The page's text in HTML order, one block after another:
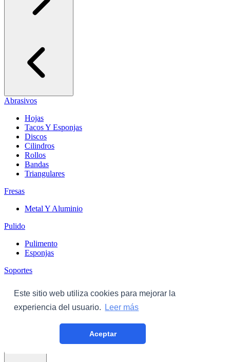
Este sitio web utiliza cookies para mejorar la
experiencia del usuario.
Leer más
Aceptar
Abrasivos
Hojas
Tacos Y Esponjas
Discos
Cilindros
Rollos
Bandas
Triangulares
Fresas
Metal Y Aluminio
Pulido
Pulimento
Esponjas
Soportes
Triangulares